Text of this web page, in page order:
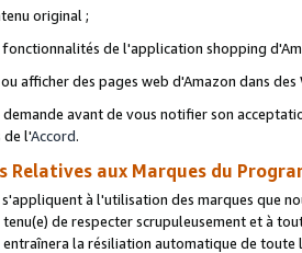
original ;
de l'application shopping
afficher des pages web d'Amazon dans
avant de vous notifier son
de l'Accord.
Relatives aux Marques du
s'appliquent à l'utilisation des marques que
tenu(e) de respecter scrupuleusement et à
entraînera la résiliation automatique de